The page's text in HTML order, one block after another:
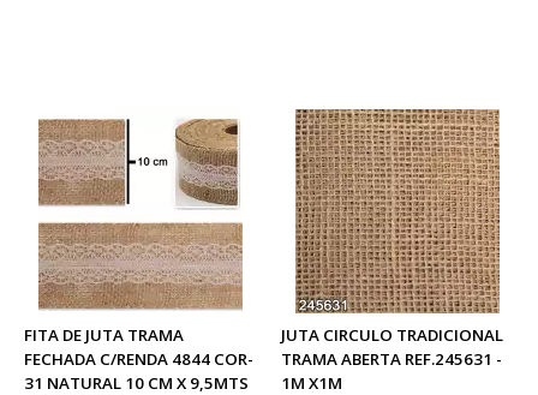
FITA DE JUTA TRAMA
FECHADA C/RENDA 4844 COR-
31 NATURAL 10 CM X 9,5MTS
JUTA CIRCULO TRADICIONAL
TRAMA ABERTA REF.245631 -
1M X1M